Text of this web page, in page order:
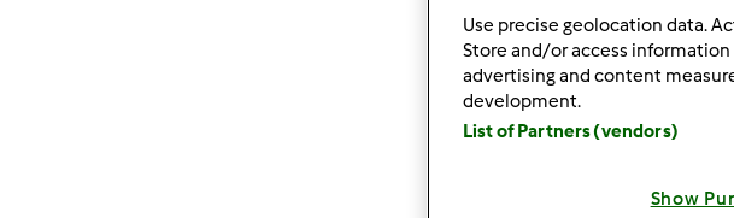
I śniadanie- godz.7 rano-
pomidorka lub rzodkiewk) i,
II śniadanie- godz.10
( nie
pomidor itp, herbata czarna
(nie 15- 16)
Use precise geolocation data.
Store and/or access
advertising and content
development.
List of Partners (vendors)
Show